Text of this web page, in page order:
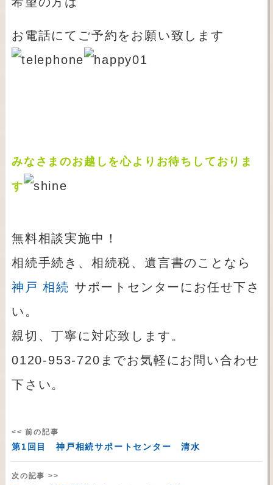
お電話にてご予約をお願い致します
みなさまのお越しを心よりお待ちしておりま
す
無料相談実施中！
相続手続き、相続税、遺言書のことなら
神戸 相続 サポートセンターにお任せ下さ
い。
親切、丁寧に対応致します。
0120-953-720までお気軽にお問い合わせ
下さい。
<< 前の記事
第1回目 神戸相続サポートセンター 清水
次の記事 >>